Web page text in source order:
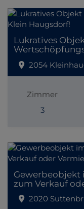
Lukratives
2054
Zimmer
3
Gewerbeobjekt
zum Verkauf
2020